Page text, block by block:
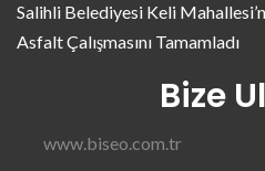
Salihli Belediyesi Keli
Asfalt Çalışmasını Tamamladı
Bize
www.biseo.com.tr